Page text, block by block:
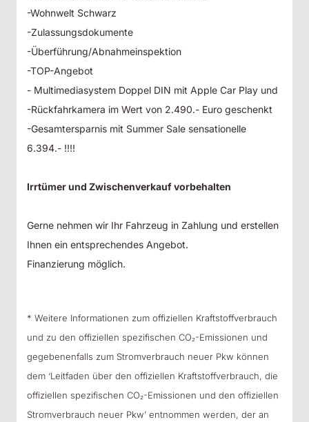
-Wohnwelt Schwarz
-Zulassungsdokumente
-Überführung/Abnahmeinspektion
-TOP-Angebot
- Multimediasystem Doppel DIN mit Apple Car Play und
-Rückfahrkamera im Wert von 2.490.- Euro geschenkt
-Gesamtersparnis mit Summer Sale sensationelle
6.394.- !!!!
Irrtümer und Zwischenverkauf vorbehalten
Gerne nehmen wir Ihr Fahrzeug in Zahlung und erstellen
Ihnen ein entsprechendes Angebot.
Finanzierung möglich.
* Weitere Informationen zum offiziellen Kraftstoffverbrauch
und zu den offiziellen spezifischen CO₂-Emissionen und
gegebenenfalls zum Stromverbrauch neuer Pkw können
dem ‘Leitfaden über den offiziellen Kraftstoffverbrauch, die
offiziellen spezifischen CO₂-Emissionen und den offiziellen
Stromverbrauch neuer Pkw’ entnommen werden, der an